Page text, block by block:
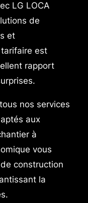
LG LOCA
de
et
est
rapport
nos services
aux
à
vous
construction
la